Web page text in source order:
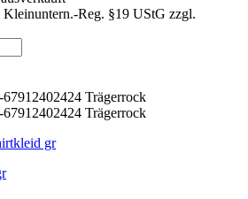
Kleinuntern.-Reg. §19 UStG zzgl.